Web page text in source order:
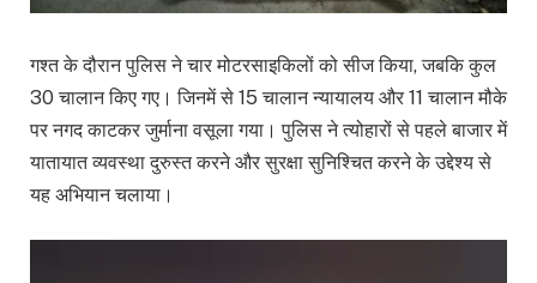
गश्त के दौरान पुलिस ने चार मोटरसाइकिलों को सीज किया, जबकि कुल
30 चालान किए गए। जिनमें से 15 चालान न्यायालय और 11 चालान मौके
पर नगद काटकर जुर्माना वसूला गया। पुलिस ने त्योहारों से पहले बाजार में
यातायात व्यवस्था दुरुस्त करने और सुरक्षा सुनिश्चित करने के उद्देश्य से
यह अभियान चलाया।